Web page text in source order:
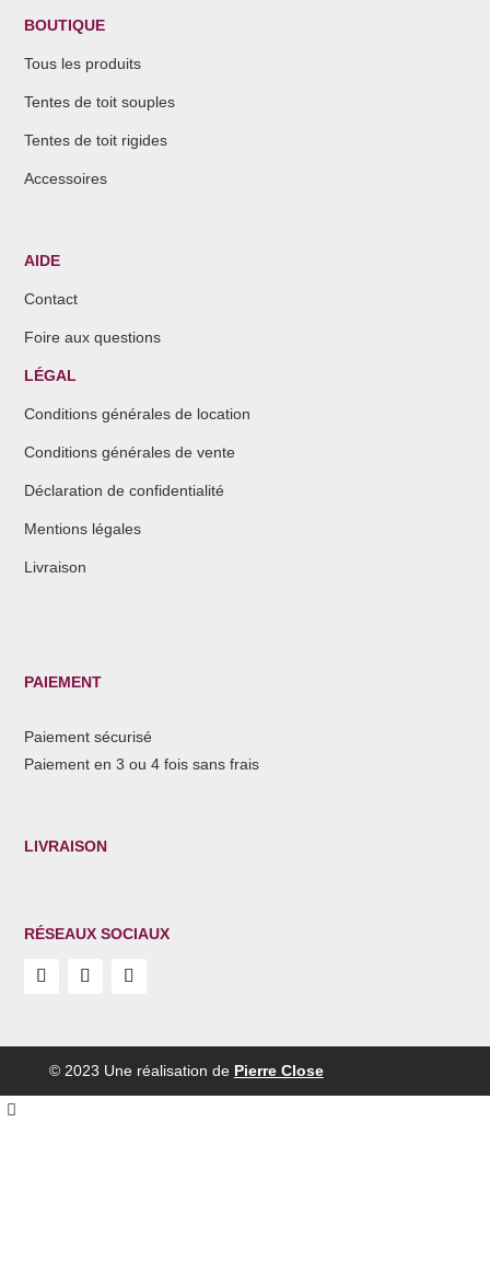
BOUTIQUE
Tous les produits
Tentes de toit souples
Tentes de toit rigides
Accessoires
AIDE
Contact
Foire aux questions
LÉGAL
Conditions générales de location
Conditions générales de vente
Déclaration de confidentialité
Mentions légales
Livraison
PAIEMENT
Paiement sécurisé
Paiement en 3 ou 4 fois sans frais
LIVRAISON
RÉSEAUX SOCIAUX
© 2023 Une réalisation de Pierre Close